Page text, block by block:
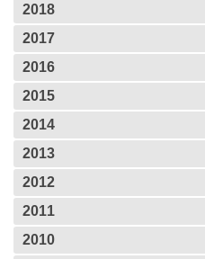
2018
2017
2016
2015
2014
2013
2012
2011
2010